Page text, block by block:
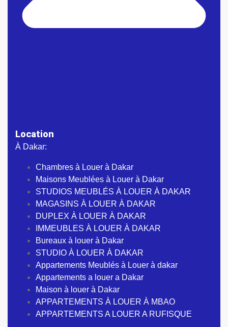
Location
À Dakar:
Chambres à Louer à Dakar
Maisons Meublées à Louer à Dakar
STUDIOS MEUBLÉS À LOUER À DAKAR
MAGASINS À LOUER À DAKAR
DUPLEX À LOUER À DAKAR
IMMEUBLES À LOUER À DAKAR
Bureaux à louer à Dakar
STUDIO À LOUER À DAKAR
Appartements Meublés à Louer à dakar
Appartements a louer a Dakar
Maison à louer à Dakar
APPARTEMENTS À LOUER À MBAO
APPARTEMENTS A LOUER A RUFISQUE